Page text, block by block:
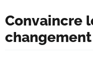
Convaincre
changement